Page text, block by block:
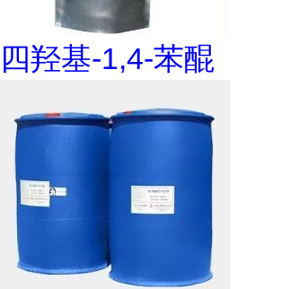
四羟基-1,4-苯醌